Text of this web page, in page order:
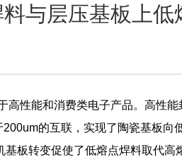
与层压基板上低
高性能和消费类电子产品。高性
的互联，实现了陶瓷基板向
板转变促使了低熔点焊料取代高